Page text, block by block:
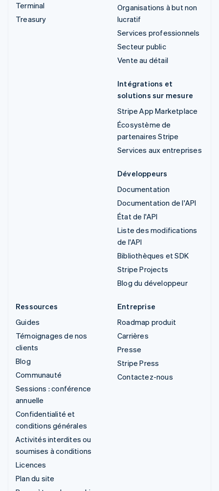
Terminal
Treasury
Organisations à but non
lucratif
Services professionnels
Secteur public
Vente au détail
Intégrations et
solutions sur mesure
Stripe App Marketplace
Écosystème de
partenaires Stripe
Services aux entreprises
Développeurs
Documentation
Documentation de l'API
État de l'API
Liste des modifications
de l'API
Bibliothèques et SDK
Stripe Projects
Blog du développeur
Ressources
Guides
Témoignages de nos
clients
Blog
Communauté
Sessions : conférence
annuelle
Confidentialité et
conditions générales
Activités interdites ou
soumises à conditions
Licences
Plan du site
Entreprise
Roadmap produit
Carrières
Presse
Stripe Press
Contactez-nous